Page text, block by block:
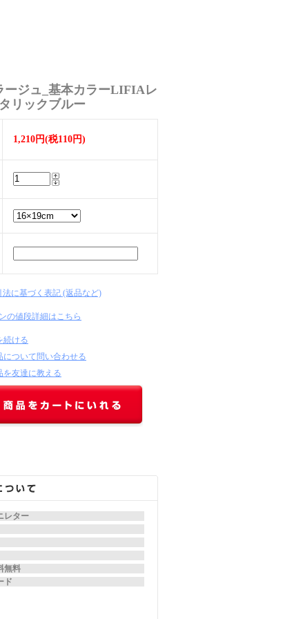
ージュ_基本カラーLIFIAレ
リックブルー
1,210円(税110円)
法に基づく表記 (返品など)
の値段詳細はこちら
続ける
について問い合わせる
を友達に教える
レター
無料
ド